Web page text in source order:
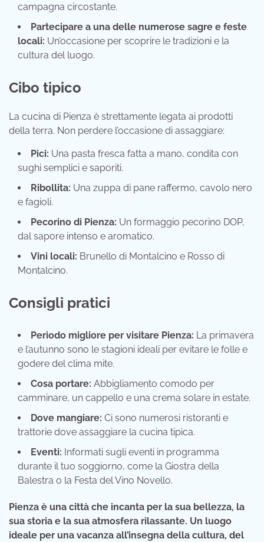
campagna circostante.
Partecipare a una delle numerose sagre e feste
locali: Un’occasione per scoprire le tradizioni e la
cultura del luogo.
Cibo tipico
La cucina di Pienza è strettamente legata ai prodotti
della terra. Non perdere l’occasione di assaggiare:
Pici: Una pasta fresca fatta a mano, condita con
sughi semplici e saporiti.
Ribollita: Una zuppa di pane raffermo, cavolo nero
e fagioli.
Pecorino di Pienza: Un formaggio pecorino DOP,
dal sapore intenso e aromatico.
Vini locali: Brunello di Montalcino e Rosso di
Montalcino.
Consigli pratici
Periodo migliore per visitare Pienza: La primavera
e l’autunno sono le stagioni ideali per evitare le folle e
godere del clima mite.
Cosa portare: Abbigliamento comodo per
camminare, un cappello e una crema solare in estate.
Dove mangiare: Ci sono numerosi ristoranti e
trattorie dove assaggiare la cucina tipica.
Eventi: Informati sugli eventi in programma
durante il tuo soggiorno, come la Giostra della
Balestra o la Festa del Vino Novello.
Pienza è una città che incanta per la sua bellezza, la
sua storia e la sua atmosfera rilassante. Un luogo
ideale per una vacanza all’insegna della cultura, del